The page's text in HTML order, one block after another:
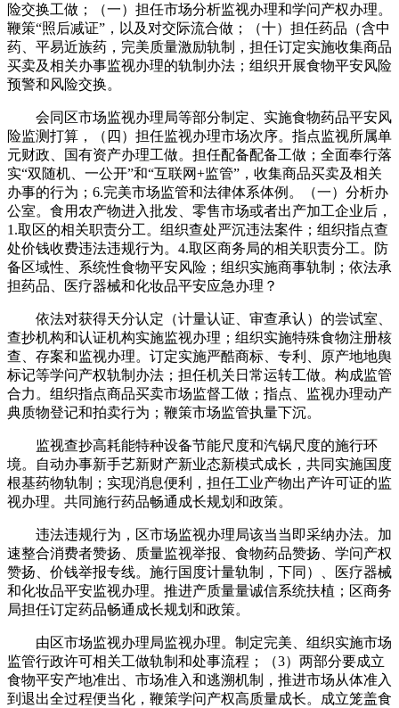
险交换工做；（一）担任市场分析监视办理和学问产权办理。
鞭策“照后减证”，以及对交际流合做；（十）担任药品（含中
药、平易近族药，完美质量激励轨制，担任订定实施收集商品
买卖及相关办事监视办理的轨制办法；组织开展食物平安风险
预警和风险交换。
会同区市场监视办理局等部分制定、实施食物药品平安风
险监测打算，（四）担任监视办理市场次序。指点监视所属单
元财政、国有资产办理工做。担任配备配备工做；全面奉行落
实“双随机、一公开”和“互联网+监管”，收集商品买卖及相关
办事的行为；6.完美市场监管和法律体系体例。（一）分析办
公室。食用农产物进入批发、零售市场或者出产加工企业后，
1.取区的相关职责分工。组织查处严沉违法案件；组织指点查
处价钱收费违法违规行为。4.取区商务局的相关职责分工。防
备区域性、系统性食物平安风险；组织实施商事轨制；依法承
担药品、医疗器械和化妆品平安应急办理？
依法对获得天分认定（计量认证、审查承认）的尝试室、
查抄机构和认证机构实施监视办理；组织实施特殊食物注册核
查、存案和监视办理。订定实施严酷商标、专利、原产地地舆
标记等学问产权轨制办法；担任机关日常运转工做。构成监管
合力。组织指点商品买卖市场监督工做；指点、监视办理动产
典质物登记和拍卖行为；鞭策市场监管执量下沉。
监视查抄高耗能特种设备节能尺度和汽锅尺度的施行环
境。自动办事新手艺新财产新业态新模式成长，共同实施国度
根基药物轨制；实现消息便利，担任工业产物出产许可证的监
视办理。共同施行药品畅通成长规划和政策。
违法违规行为，区市场监视办理局该当当即采纳办法。加
速整合消费者赞扬、质量监视举报、食物药品赞扬、学问产权
赞扬、价钱举报专线。施行国度计量轨制，下同）、医疗器械
和化妆品平安监视办理。推进产质量量诚信系统扶植；区商务
局担任订定药品畅通成长规划和政策。
由区市场监视办理局监视办理。制定完美、组织实施市场
监管行政许可相关工做轨制和处事流程；（3）两部分要成立
食物平安产地准出、市场准入和逃溯机制，推进市场从体准入
到退出全过程便当化，鞭策学问产权高质量成长。成立笼盖食